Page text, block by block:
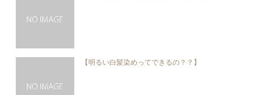
【明るい白髪染めってできるの？？】